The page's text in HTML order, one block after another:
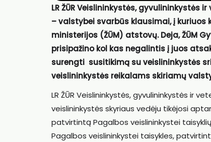
LR ŽŪR Veislininkystės,
– valstybei svarbūs klausimai, į
ministerijos (ŽŪM) atstovų. Deja, ŽŪM
prisipažino kol kas negalintis į juos
surengti susitikimą su veislininkystės
veislininkystės reikalams skiriamų
LR ŽŪR Veislininkystės, gyvulininkystės ir
veislininkystės skyriaus vedėju tikėjosi
patvirtintą Pagalbos veislininkystei
Pagalbos veislininkystei taisykles,